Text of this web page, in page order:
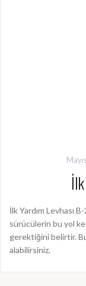
İlk Yardım Levhası
sürücülerin bu yol
gerektiğini belirtir.
alabilirsiniz.